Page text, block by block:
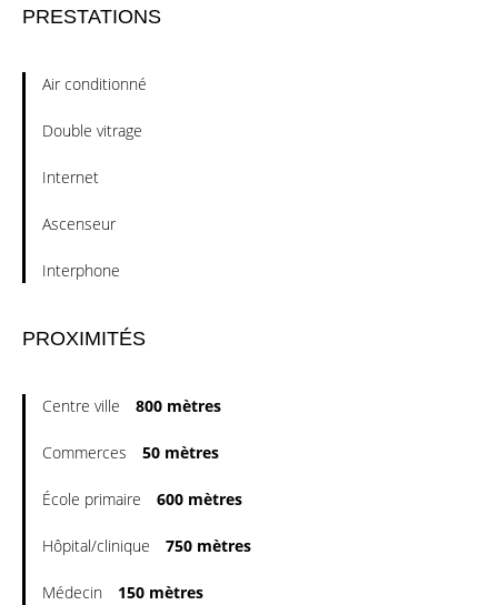
PRESTATIONS
Air conditionné
Double vitrage
Internet
Ascenseur
Interphone
PROXIMITÉS
Centre ville 800 mètres
Commerces 50 mètres
École primaire 600 mètres
Hôpital/clinique 750 mètres
Médecin 150 mètres